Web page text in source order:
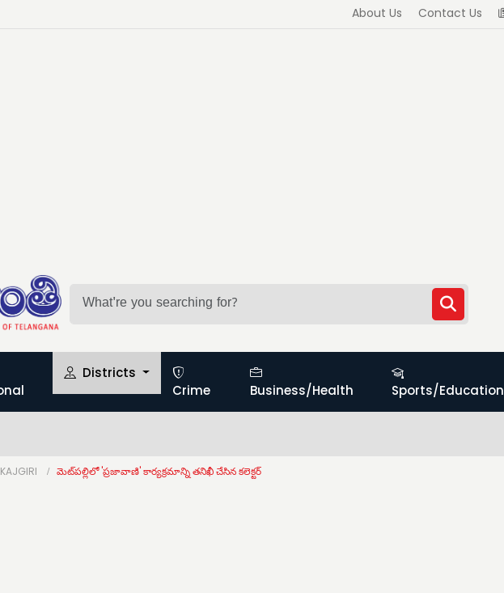
About Us Contact Us
Districts
Crime
Business/Health Sports/Education
మెట్‌పల్లిలో 'ప్రజావాణి' కార్యక్రమాన్ని తనిఖీ చేసిన కలెక్టర్